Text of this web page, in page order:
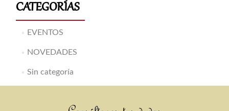
CATEGORÍAS
EVENTOS
NOVEDADES
Sin categoría